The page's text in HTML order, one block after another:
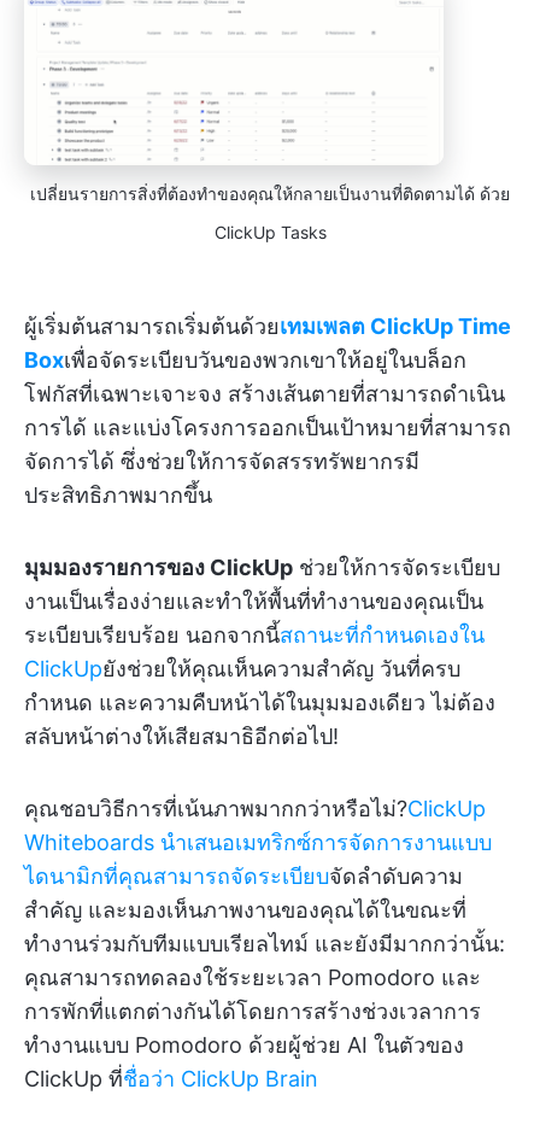
เปลี่ยนรายการสิ่งที่ต้องทำของคุณให้กลายเป็นงานที่ติดตามได้ ด้วย
ClickUp Tasks
ผู้เริ่มต้นสามารถเริ่มต้นด้วยเทมเพลต ClickUp Time
Boxเพื่อจัดระเบียบวันของพวกเขาให้อยู่ในบล็อก
โฟกัสที่เฉพาะเจาะจง สร้างเส้นตายที่สามารถดำเนิน
การได้ และแบ่งโครงการออกเป็นเป้าหมายที่สามารถ
จัดการได้ ซึ่งช่วยให้การจัดสรรทรัพยากรมี
ประสิทธิภาพมากขึ้น
มุมมองรายการของ ClickUp ช่วยให้การจัดระเบียบ
งานเป็นเรื่องง่ายและทำให้พื้นที่ทำงานของคุณเป็น
ระเบียบเรียบร้อย นอกจากนี้สถานะที่กำหนดเองใน
ClickUpยังช่วยให้คุณเห็นความสำคัญ วันที่ครบ
กำหนด และความคืบหน้าได้ในมุมมองเดียว ไม่ต้อง
สลับหน้าต่างให้เสียสมาธิอีกต่อไป!
คุณชอบวิธีการที่เน้นภาพมากกว่าหรือไม่?ClickUp
Whiteboards นำเสนอเมทริกซ์การจัดการงานแบบ
ไดนามิกที่คุณสามารถจัดระเบียบจัดลำดับความ
สำคัญ และมองเห็นภาพงานของคุณได้ในขณะที่
ทำงานร่วมกับทีมแบบเรียลไทม์ และยังมีมากกว่านั้น:
คุณสามารถทดลองใช้ระยะเวลา Pomodoro และ
การพักที่แตกต่างกันได้โดยการสร้างช่วงเวลาการ
ทำงานแบบ Pomodoro ด้วยผู้ช่วย AI ในตัวของ
ClickUp ที่ชื่อว่า ClickUp Brain